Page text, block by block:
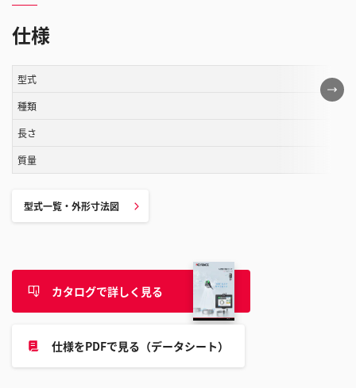
仕様
こ
の
型式
種類
長さ
質量
型式一覧・外形寸法図
カタログで詳しく見る
仕様をPDFで見る（データシート）